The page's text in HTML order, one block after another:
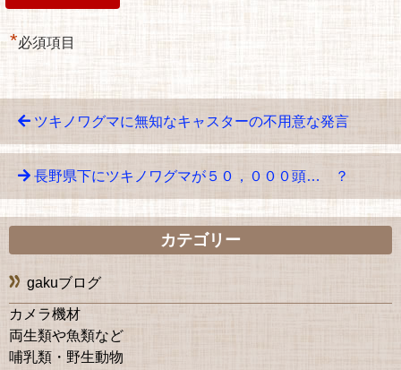
*必須項目
ツキノワグマに無知なキャスターの不用意な発言
長野県下にツキノワグマが５０，０００頭… ？
カテゴリー
gakuブログ
カメラ機材
両生類や魚類など
哺乳類・野生動物